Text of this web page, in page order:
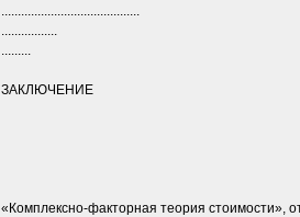
..........................................
.................
.........
ЗАКЛЮЧЕНИЕ
«Комплексно-факторная теория стоимости»,